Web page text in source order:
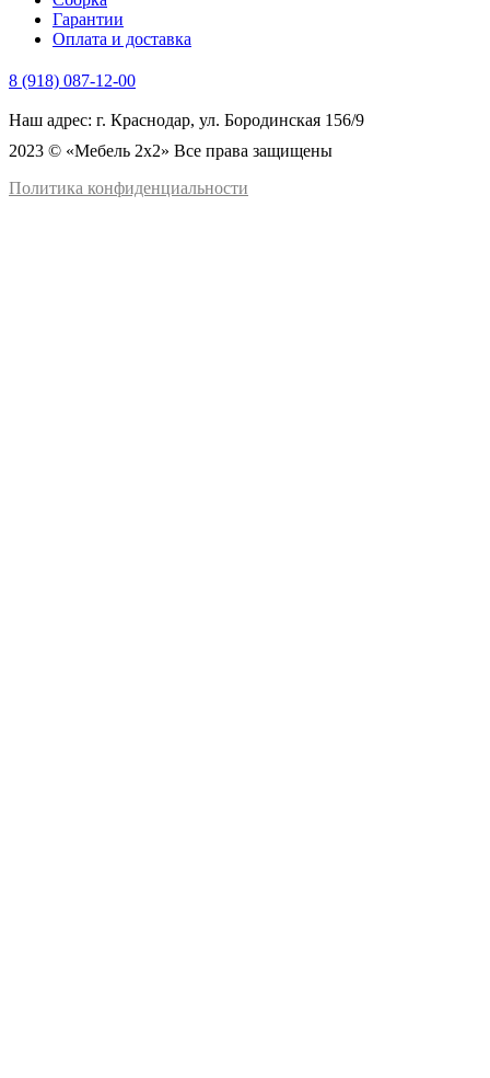
Гарантии
Оплата и доставка
8 (918) 087-12-00
Наш адрес: г. Краснодар, ул. Бородинская 156/9
2023 © «Мебель 2x2» Все права защищены
Политика конфиденциальности